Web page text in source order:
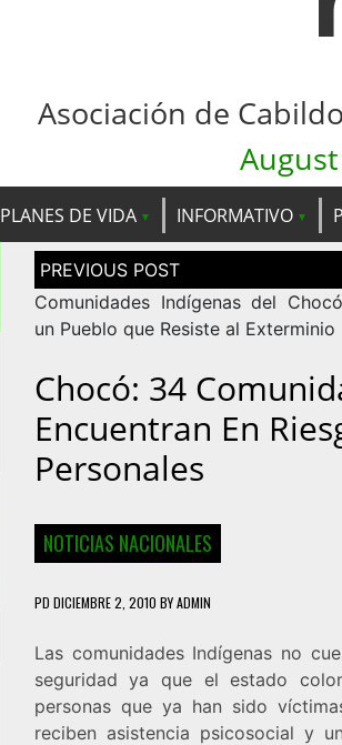
Asociación de
PLANES DE VIDA INFORMATIVO
Navegación
de
entradas
Comunidades Indígenas del Chocó
un Pueblo que Resiste al Exterminio
Chocó: 34
Encuentran En
Personales
NOTICIAS NACIONALES
PD DICIEMBRE 2, 2010 BYADMIN
Las comunidades Indígenas no
seguridad ya que el estado
personas que ya han sido
reciben asistencia psicosocial y